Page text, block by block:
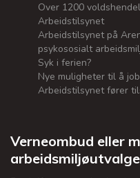
Over 1200
Arbeidstilsynet
Arbeidstilsynet på
psykososialt
Syk i ferien?
Nye muligheter til å
Arbeidstilsynet fører
Verneombud eller